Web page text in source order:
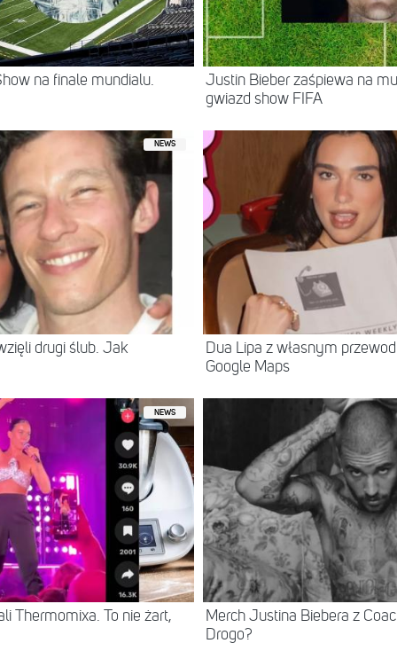
na finale mundialu.
Justin Bieber zaśpiewa na
gwiazd show FIFA
NEWS
drugi ślub. Jak
Dua Lipa z własnym
Google Maps
NEWS
Thermomixa. To nie żart,
Merch Justina Biebera z
Drogo?